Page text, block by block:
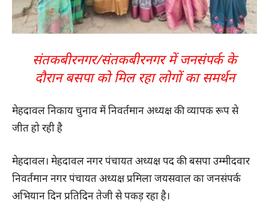
संतकबीरनगर/संतकबीरनगर में जनसंपर्क के
दौरान बसपा को मिल रहा लोगों का समर्थन
मेहदावल निकाय चुनाव में निवर्तमान अध्यक्ष की व्यापक रूप से
जीत हो रही है
मेहदावल। मेहदावल नगर पंचायत अध्यक्ष पद की बसपा उम्मीदवार
निवर्तमान नगर पंचायत अध्यक्ष प्रमिला जयसवाल का जनसंपर्क
अभियान दिन प्रतिदिन तेजी से पकड़ रहा है।